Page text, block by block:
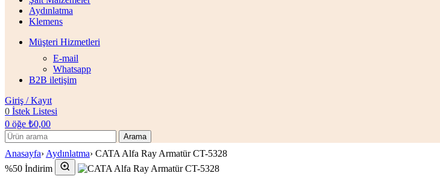
Aydınlatma
Klemens
Müşteri Hizmetleri
E-mail
Whatsapp
B2B iletişim
Giriş / Kayıt
0 İstek Listesi
0 öğe ₺0,00
Arama
Anasayfa› Aydınlatma› CATA Alfa Ray Armatür CT-5328
%50 İndirim